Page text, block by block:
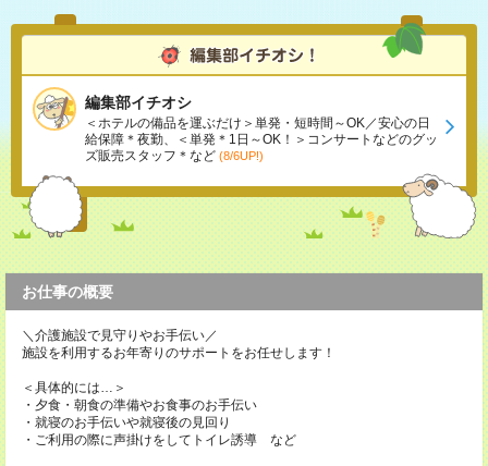
編集部イチオシ
＜ホテルの備品を運ぶだけ＞単発・短時間～OK／安心の日
給保障＊夜勤、＜単発＊1日～OK！＞コンサートなどのグッ
ズ販売スタッフ＊など (8/6UP!)
お仕事の概要
＼介護施設で見守りやお手伝い／
施設を利用するお年寄りのサポートをお任せします！
＜具体的には…＞
・夕食・朝食の準備やお食事のお手伝い
・就寝のお手伝いや就寝後の見回り
・ご利用の際に声掛けをしてトイレ誘導 など